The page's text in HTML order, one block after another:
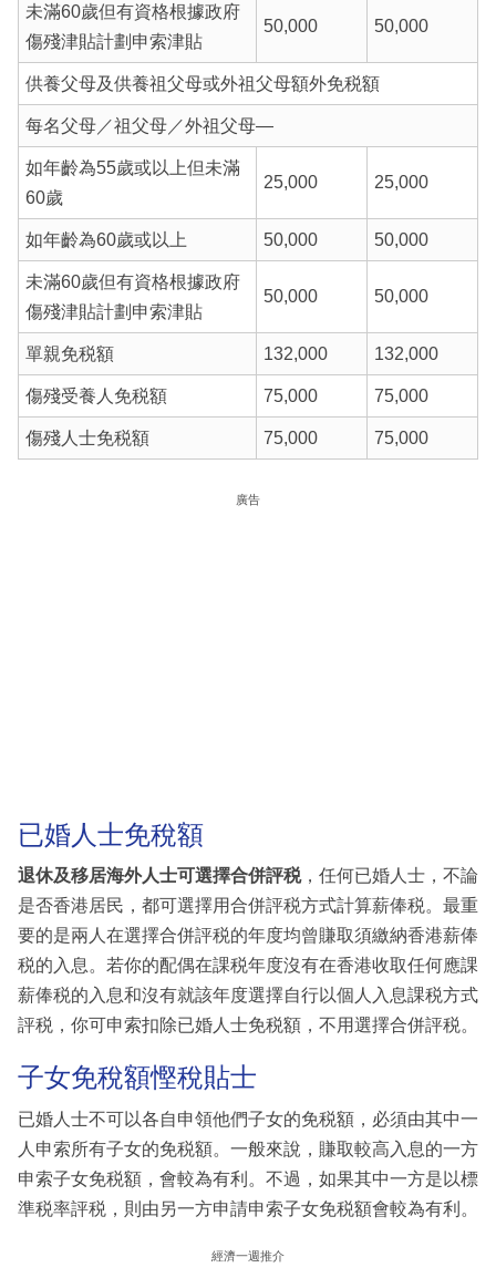
未滿60歲但有資格根據政府
傷殘津貼計劃申索津貼
50,000 50,000
供養父母及供養祖父母或外祖父母額外免税額
每名父母／祖父母／外祖父母—
如年齡為55歲或以上但未滿
60歲
25,000 25,000
如年齡為60歲或以上 50,000 50,000
未滿60歲但有資格根據政府
傷殘津貼計劃申索津貼
50,000 50,000
單親免税額 132,000 132,000
傷殘受養人免税額 75,000 75,000
傷殘人士免税額 75,000 75,000
廣告
已婚人士免稅額
退休及移居海外人士可選擇合併評税，任何已婚人士，不論
是否香港居民，都可選擇用合併評税方式計算薪俸税。最重
要的是兩人在選擇合併評税的年度均曾賺取須繳納香港薪俸
税的入息。若你的配偶在課税年度沒有在香港收取任何應課
薪俸税的入息和沒有就該年度選擇自行以個人入息課税方式
評税，你可申索扣除已婚人士免税額，不用選擇合併評税。
子女免稅額慳稅貼士
已婚人士不可以各自申領他們子女的免税額，必須由其中一
人申索所有子女的免税額。一般來說，賺取較高入息的一方
申索子女免税額，會較為有利。不過，如果其中一方是以標
準税率評税，則由另一方申請申索子女免税額會較為有利。
經濟一週推介